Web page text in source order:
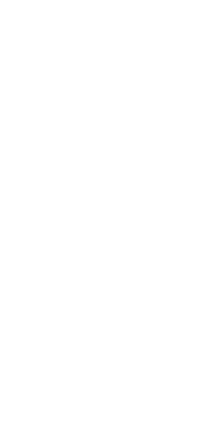
даже если
и ответим в
позвоните на
было